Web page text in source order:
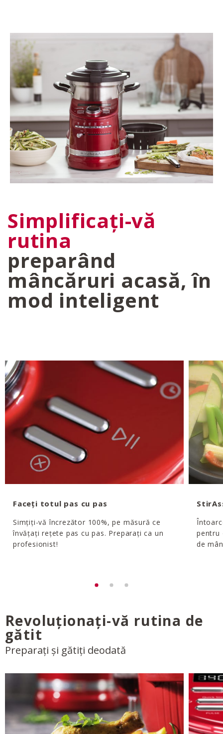
Simplificați-vă
rutina
preparând
mâncăruri acasă, în
mod inteligent
Faceți totul pas cu pas
Simțiți-vă încrezător 100%, pe măsură ce
învățați rețete pas cu pas. Preparați ca un
profesionist!
pentru
de
Revoluționați-vă rutina de
gătit
Preparați și gătiți deodată